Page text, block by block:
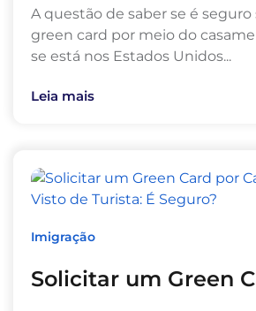
A questão de saber se é
green card por meio do
se está nos Estados Unidos...
Leia mais
Imigração
Solicitar um Green